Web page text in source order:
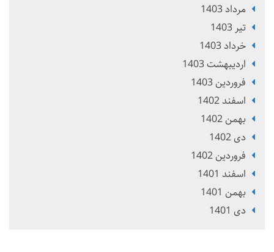
مرداد 1403
تير 1403
خرداد 1403
ارديبهشت 1403
فروردین 1403
اسفند 1402
بهمن 1402
دی 1402
فروردین 1402
اسفند 1401
بهمن 1401
دی 1401